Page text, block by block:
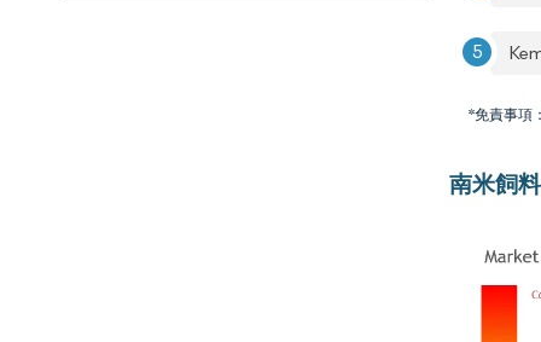
*免責事項
南米飼